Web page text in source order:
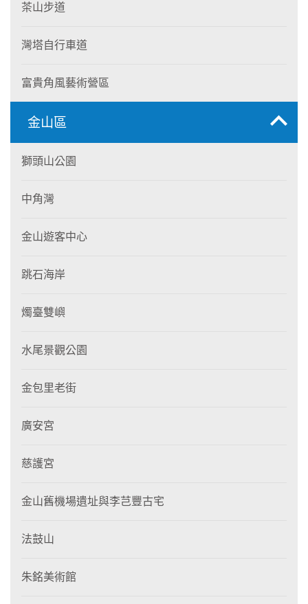
茶山步道
灣塔自行車道
富貴角風藝術營區
金山區
獅頭山公園
中角灣
金山遊客中心
跳石海岸
燭臺雙嶼
水尾景觀公園
金包里老街
廣安宮
慈護宮
金山舊機場遺址與李芑豐古宅
法鼓山
朱銘美術館